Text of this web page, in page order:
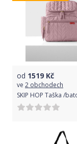
od 1519 Kč
ve 2 obchodech